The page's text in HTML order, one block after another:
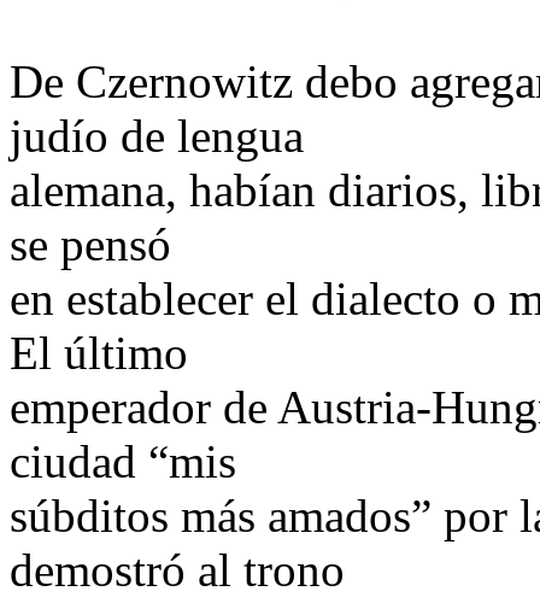
De Czernowitz debo
judío de lengua
alemana, habían diarios,
se pensó
en establecer el dialecto o
El último
emperador de Austria-
ciudad “mis
súbditos más amados” por
demostró al trono